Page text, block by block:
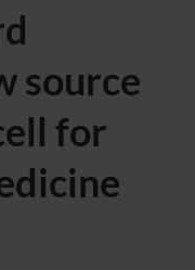
source
for